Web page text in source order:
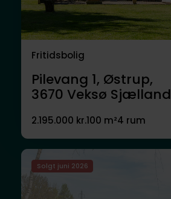
Fritidsbolig
Pilevang 1, Østrup,
3670 Veksø Sjælland
2.195.000 kr.100 m²4 rum
Solgt juni 2026